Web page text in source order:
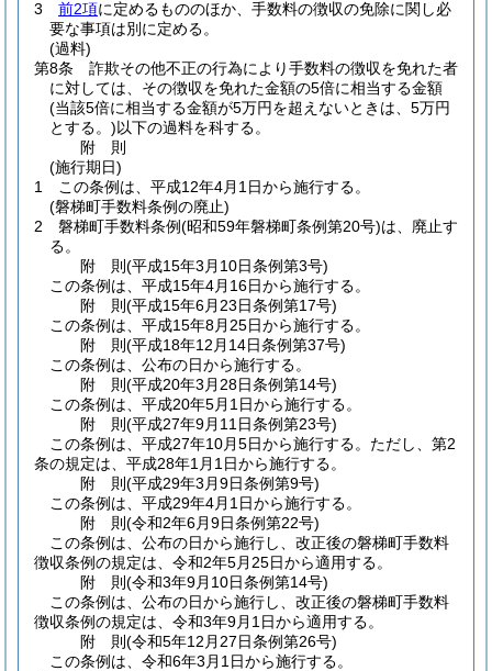
3
前2項に定めるもののほか、手数料の徴収の免除に関し必
要な事項は別に定める。
(過料)
第8条
詐欺その他不正の行為により手数料の徴収を免れた者
に対しては、その徴収を免れた金額の5倍に相当する金額
(当該5倍に相当する金額が5万円を超えないときは、5万円
とする。)以下の過料を科する。
附 則
(施行期日)
1
この条例は、平成12年4月1日から施行する。
(磐梯町手数料条例の廃止)
2
磐梯町手数料条例(昭和59年磐梯町条例第20号)は、廃止す
る。
附 則(平成15年3月10日条例第3号)
この条例は、平成15年4月16日から施行する。
附 則(平成15年6月23日条例第17号)
この条例は、平成15年8月25日から施行する。
附 則(平成18年12月14日条例第37号)
この条例は、公布の日から施行する。
附 則(平成20年3月28日条例第14号)
この条例は、平成20年5月1日から施行する。
附 則(平成27年9月11日条例第23号)
この条例は、平成27年10月5日から施行する。 ただし、第2
条の規定は、平成28年1月1日から施行する。
附 則(平成29年3月9日条例第9号)
この条例は、平成29年4月1日から施行する。
附 則(令和2年6月9日条例第22号)
この条例は、公布の日から施行し、改正後の磐梯町手数料
徴収条例の規定は、令和2年5月25日から適用する。
附 則(令和3年9月10日条例第14号)
この条例は、公布の日から施行し、改正後の磐梯町手数料
徴収条例の規定は、令和3年9月1日から適用する。
附 則(令和5年12月27日条例第26号)
この条例は、令和6年3月1日から施行する。